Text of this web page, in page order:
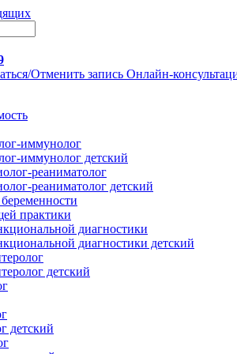
Отменить запись Онлайн-
иммунолог
иммунолог детский
реаниматолог
реаниматолог детский
практики
диагностики
диагностики детский
детский
детский